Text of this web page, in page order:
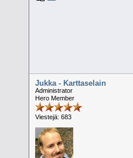
Jukka - Karttaselain
Administrator
Hero Member
Viestejä: 683